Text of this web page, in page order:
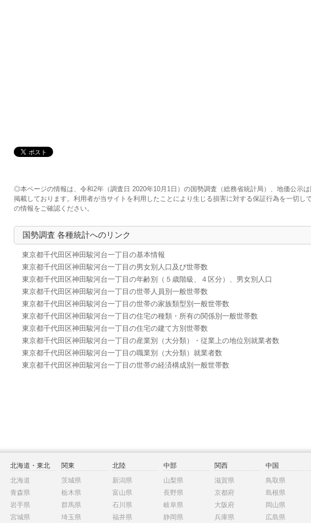
◎本ページの情報は、令和2年（調査日 2020年10月1日）の国勢調査（総務省統計局）、地価公示
掲載しております。利用者が当サイトを利用したことにより生じる損害に対する保証行為を一切
の情報をご確認ください。
国勢調査 各種統計へのリンク
東京都千代田区神田駿河台一丁目の基本情報
東京都千代田区神田駿河台一丁目の男女別人口及び世帯数
東京都千代田区神田駿河台一丁目の年齢別（５歳階級、４区分）、男女別人口
東京都千代田区神田駿河台一丁目の世帯人員別一般世帯数
東京都千代田区神田駿河台一丁目の世帯の家族類型別一般世帯数
東京都千代田区神田駿河台一丁目の住宅の種類・所有の関係別一般世帯数
東京都千代田区神田駿河台一丁目の住宅の建て方別世帯数
東京都千代田区神田駿河台一丁目の産業別（大分類）・従業上の地位別就業者数
東京都千代田区神田駿河台一丁目の職業別（大分類）就業者数
東京都千代田区神田駿河台一丁目の世帯の経済構成別一般世帯数
北海道・東北
北海道
青森県
岩手県
宮城県
関東
茨城県
栃木県
群馬県
埼玉県
北陸
新潟県
富山県
石川県
福井県
中部
山梨県
長野県
岐阜県
静岡県
関西
滋賀県
京都府
大阪府
兵庫県
中国
鳥取県
島根県
岡山県
広島県